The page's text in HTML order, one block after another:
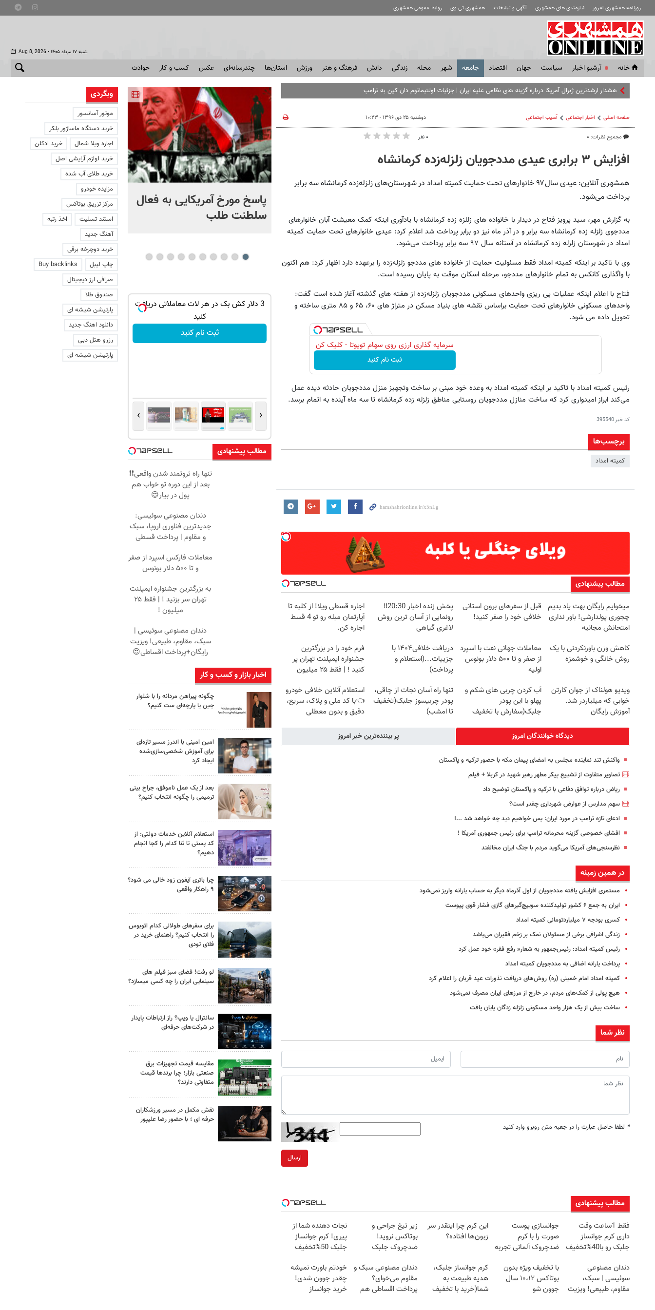
روزنامه همشهری امروز نیازمندی های همشهری آگهی و تبلیغات همشهری تی وی روابط عمومی همشهری
Aug 8, 2026 - شنبه ۱۷ مرداد ۱۴۰۵
خانه آرشیو اخبار سياست جهان اقتصاد جامعه شهر محله زندگی دانش فرهنگ و هنر ورزش استان‌ها چندرسانه‌ای عکس کسب و کار حوادث
هشدار ارشدترین ژنرال آمریکا درباره گزینه های نظامی علیه ایران | جزئیات اولتیماتوم دان کین به ترامپ
صفحه اصلی اخبار اجتماعی آسیب اجتماعی
مجموع نظرات: ۰
دوشنبه ۲۵ دی ۱۳۹۶ - ۱۰:۲۳
۰ نفر
افزایش ۳ برابری عیدی مددجویان زلزله‌زده کرمانشاه
همشهری آنلاین: عیدی سال۹۷ خانوارهای تحت حمایت کمیته امداد در شهرستان‌های زلزله‌زده کرمانشاه سه برابر
پرداخت می‌شود.
به گزارش مهر، سید پرویز فتاح در دیدار با خانواده های زللزه زده کرمانشاه با یادآوری اینکه کمک معیشت آبان خانوارهای
مددجوی زلزله زده کرمانشاه سه برابر و در آذر ماه نیز دو برابر پرداخت شد اعلام کرد: عیدی خانوارهای تحت حمایت کمیته
امداد در شهرستان زلزله زده کرمانشاه در آستانه سال ۹۷ سه برابر پرداخت می‌شود.
وی با تاکید بر اینکه کمیته امداد فقط مسئولیت حمایت از خانواده های مددجو زلزله‌زده را برعهده دارد اظهار کرد: هم اکنون
با واگذاری کانکس به تمام خانوارهای مددجو، مرحله اسکان موقت به پایان رسیده است.
فتاح با اعلام اینکه عملیات پی ریزی واحدهای مسکونی مددجویان زلزله‌زده از هفته های گذشته آغاز شده است گفت:
واحدهای مسکونی خانوارهای تحت حمایت براساس نقشه های بنیاد مسکن در متراژ های ۶۰، ۶۵ و ۸۵ متری ساخته و
تحویل داده می شود.
سرمایه گذاری ارزی روی سهام تویوتا - کلیک کن
ثبت نام کنید
رئیس کمیته امداد با تاکید بر اینکه کمیته امداد به وعده خود مبنی بر ساخت وتجهیز منزل مددجویان حادثه دیده عمل
می‌کند ابراز امیدواری کرد که ساخت منازل مددجویان روستایی مناطق زلزله زده کرمانشاه تا سه ماه آینده به اتمام برسد.
کد خبر395540
برچسب‌ها
کمیته امداد
مطالب پیشنهادی
میخوایم رایگان بهت یاد بدیم
چجوری پولدارشی! باور نداری
امتحانش مجانیه
قبل از سفرهای برون استانی
خلافی خود را صفر کنید!
پخش زنده اخبار 20:30‼️
رونمایی از آسان ترین روش
لاغری گیاهی
اجاره‌ قسطی ویلا! از کلبه تا
آپارتمان مبله رو تو 4 قسط
اجاره کن.
کاهش وزن باورنکردنی با یک
روش خانگی و خوشمزه
معاملات جهانی نفت با اسپرد
از صفر و تا ۵۰۰ دلار بونوس
اولیه
دریافت خلافی۱۴۰۴ با
جزییات...(استعلام و
پرداخت)
فرم خود را در بزرگترین
جشنواره ایمپلنت تهران پر
کنید ! | فقط ۲۵ میلیون
ویدیو هولناک از جوان کارتن
خوابی که میلیاردر شد.
آموزش رایگان
آب کردن چربی های شکم و
پهلو با این پودر
جلبک(سفارش با تخفیف
تنها راه آسان نجات از چاقی،
پودر چربیسوز جلبک(تخفیف
تا امشب)
استعلام آنلاین خلافی خودرو
👈با کد ملی و پلاک، سریع،
دقیق و بدون معطلی
دیدگاه خوانندگان امروز پر بیننده‌ترین خبر امروز
واکنش تند نماینده مجلس به امضای پیمان مکه با حضور ترکیه و پاکستان
تصاویر متفاوت از تشییع پیکر مطهر رهبر شهید در کربلا + فیلم
ریاض درباره توافق دفاعی با ترکیه و پاکستان توضیح داد
سهم مدارس از عوارض شهرداری چقدر است؟
ادعای تازه ترامپ در مورد ایران: پس خواهیم دید چه خواهد شد ...!
افشای خصوصی گزینه محرمانه ترامپ برای رئیس جمهوری آمریکا !
نظرسنجی‌های آمریکا می‌گوید مردم با جنگ ایران مخالفند
در همین زمینه
مستمری افزایش یافته مددجویان از اول آذرماه دیگر به حساب یارانه واریز نمی‌شود
ایران به جمع ۶ کشور تولیدکننده‌ سوییچ‌گیرهای گازی فشار قوی پیوست
کسری بودجه ۷ میلیاردتومانی کمیته امداد
زندگی اشرافی برخی از مسئولان نمک بر زخم فقیران می‌پاشد
رئیس کمیته امداد: رئیس‌جمهور به شعار« رفع فقر» خود عمل کرد
پرداخت یارانه اضافی به مددجویان کمیته امداد
کمیته امداد امام خمینی (ره) روش‌های دریافت نذورات عید قربان را اعلام کرد
هیچ پولی از کمک‌های مردم، در خارج از مرزهای ایران مصرف نمی‌شود
ساخت بیش از یک هزار واحد مسکونی زلزله زدگان پایان یافت
نظر شما
* لطفا حاصل عبارت را در جعبه متن روبرو وارد کنید
ارسال
مطالب پیشنهادی
فقط 1ساعت وقت
داری کرم جوانساز
جلبک رو با40%تخفیف
جوانسازی پوست
صورت را با کرم
ضدچروک آلمانی تجربه
این کرم چرا اینقدر سر
زبون‌ها افتاده؟
زیر تیغ جراحی و
بوتاکس نروید!
ضدچروک جلبک
نجات دهنده شما از
پیری! کرم جوانساز
جلبک 50%تخفیف
دندان مصنوعی
سوئیسی | سبک،
مقاوم، طبیعی! ویزیت
با تخفیف ویژه بدون
بوتاکس ۱۰،۱۲ سال
جوون شو
کرم جوانساز جلبک،
هدیه طبیعت به
شما(خرید با تخفیف
دندان مصنوعی سبک و
مقاوم می‌خوای؟
پرداخت اقساطی هم
خودتم باورت نمیشه
چقدر جوون شدی!
خرید جوانساز
یاس» را بازخوانی کرد | ببینید
پاسخ مورخ آمریکایی به فعال
سلطنت طلب
با دوچرخه به مترو بروید
قطعات و بیمه ماشین با یدک دات کام؛
سریع عضو شو
کلیک کن!
این روش گیاهی توی جهان حرف اول رو
خرید محصول
جای این پک تقویت موی جلبک توی حمومت
خرید محصول
3 دلار کش بک در هر لات معاملاتی دریافت
کنید
ثبت نام کنید
‹
›
مطالب پیشنهادی
تنها راه ثروتمند شدن واقعی❗❗
بعد از این دوره تو خواب هم
پول در بیار😍
دندان مصنوعی سوئیسی:
جدیدترین فناوری اروپا، سبک
و مقاوم | پرداخت قسطی
معاملات فارکس اسپرد از صفر
و تا ۵۰۰ دلار بونوس
به بزرگترین جشنواره ایمپلنت
تهران سر بزنید ! | فقط ۲۵
میلیون !
دندان مصنوعی سوئیسی |
سبک، مقاوم، طبیعی! ویزیت
رایگان+پرداخت اقساطی😍
اخبار بازار و کسب و کار
چگونه پیراهن مردانه را با شلوار
جین یا پارچه‌ای ست کنیم؟
امین امینی با اندرز مسیر تازه‌ای
برای آموزش شخصی‌سازی‌شده
ایجاد کرد
بعد از یک عمل ناموفق، جراح بینی
ترمیمی را چگونه انتخاب کنیم؟
استعلام آنلاین خدمات دولتی: از
کد پستی تا ثنا کدام را کجا انجام
دهیم؟
چرا باتری آیفون زود خالی می شود؟
۹ راهکار واقعی
برای سفرهای طولانی کدام اتوبوس
را انتخاب کنیم؟ راهنمای خرید در
فلای تودی
لو رفت! فضای سبز فیلم های
سینمایی ایران را چه کسی میسازد؟
سانترال یا ویپ؟ راز ارتباطات پایدار
در شرکت‌های حرفه‌ای
مقایسه قیمت تجهیزات برق
صنعتی بازار؛ چرا برندها قیمت
متفاوتی دارند؟
نقش مکمل در مسیر ورزشکاران
حرفه ای ؛ با حضور رضا علیپور
وبگردی
موتور آسانسور
خرید دستگاه ماساژور بلکر
اجاره ویلا شمال
خرید ادکلن
خرید لوازم آرایشی اصل
خرید طلای آب شده
مزایده خودرو
مرکز تزریق بوتاکس
استند تسلیت
اخذ رتبه
آهنگ جدید
خرید دوچرخه برقی
چاپ لیبل
Buy backlinks
صرافی ارز دیجیتال
صندوق طلا
پارتیشن شیشه ای
دانلود اهنگ جدید
رزرو هتل دبی
پارتیشن شیشه ای